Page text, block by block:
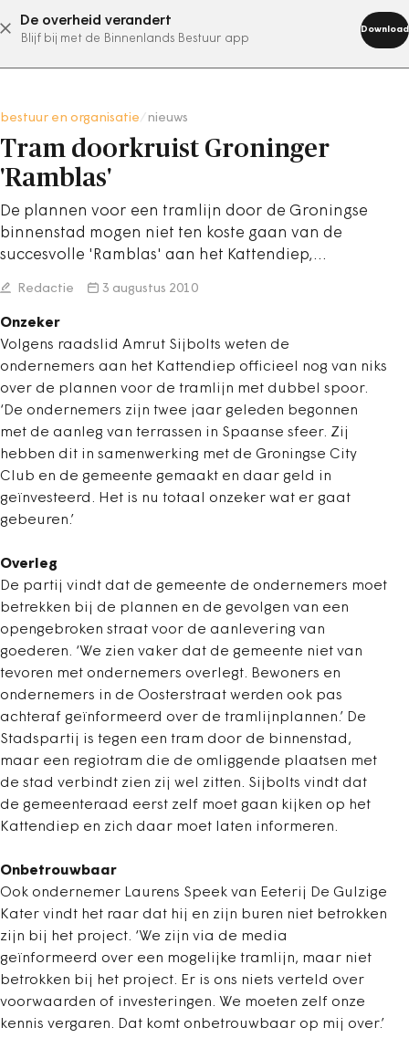
De overheid verandert
Blijf bij met de Binnenlands Bestuur app
Download
abonneer nu
bestuur en organisatie nieuws
Tram doorkruist Groninger
'Ramblas'
De plannen voor een tramlijn door de Groningse
binnenstad mogen niet ten koste gaan van de
succesvolle 'Ramblas' aan het Kattendiep,…
Redactie 3 augustus 2010
Onzeker
Volgens raadslid Amrut Sijbolts weten de
ondernemers aan het Kattendiep officieel nog van niks
over de plannen voor de tramlijn met dubbel spoor.
‘De ondernemers zijn twee jaar geleden begonnen
met de aanleg van terrassen in Spaanse sfeer. Zij
hebben dit in samenwerking met de Groningse City
Club en de gemeente gemaakt en daar geld in
geïnvesteerd. Het is nu totaal onzeker wat er gaat
gebeuren.’
Overleg
De partij vindt dat de gemeente de ondernemers moet
betrekken bij de plannen en de gevolgen van een
opengebroken straat voor de aanlevering van
goederen. ‘We zien vaker dat de gemeente niet van
tevoren met ondernemers overlegt. Bewoners en
ondernemers in de Oosterstraat werden ook pas
achteraf geïnformeerd over de tramlijnplannen.’ De
Stadspartij is tegen een tram door de binnenstad,
maar een regiotram die de omliggende plaatsen met
de stad verbindt zien zij wel zitten. Sijbolts vindt dat
de gemeenteraad eerst zelf moet gaan kijken op het
Kattendiep en zich daar moet laten informeren.
Onbetrouwbaar
Ook ondernemer Laurens Speek van Eeterij De Gulzige
Kater vindt het raar dat hij en zijn buren niet betrokken
zijn bij het project. ‘We zijn via de media
geïnformeerd over een mogelijke tramlijn, maar niet
betrokken bij het project. Er is ons niets verteld over
voorwaarden of investeringen. We moeten zelf onze
kennis vergaren. Dat komt onbetrouwbaar op mij over.’